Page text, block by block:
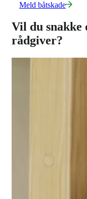
Meld båtskade
Vil du snakke
rådgiver?